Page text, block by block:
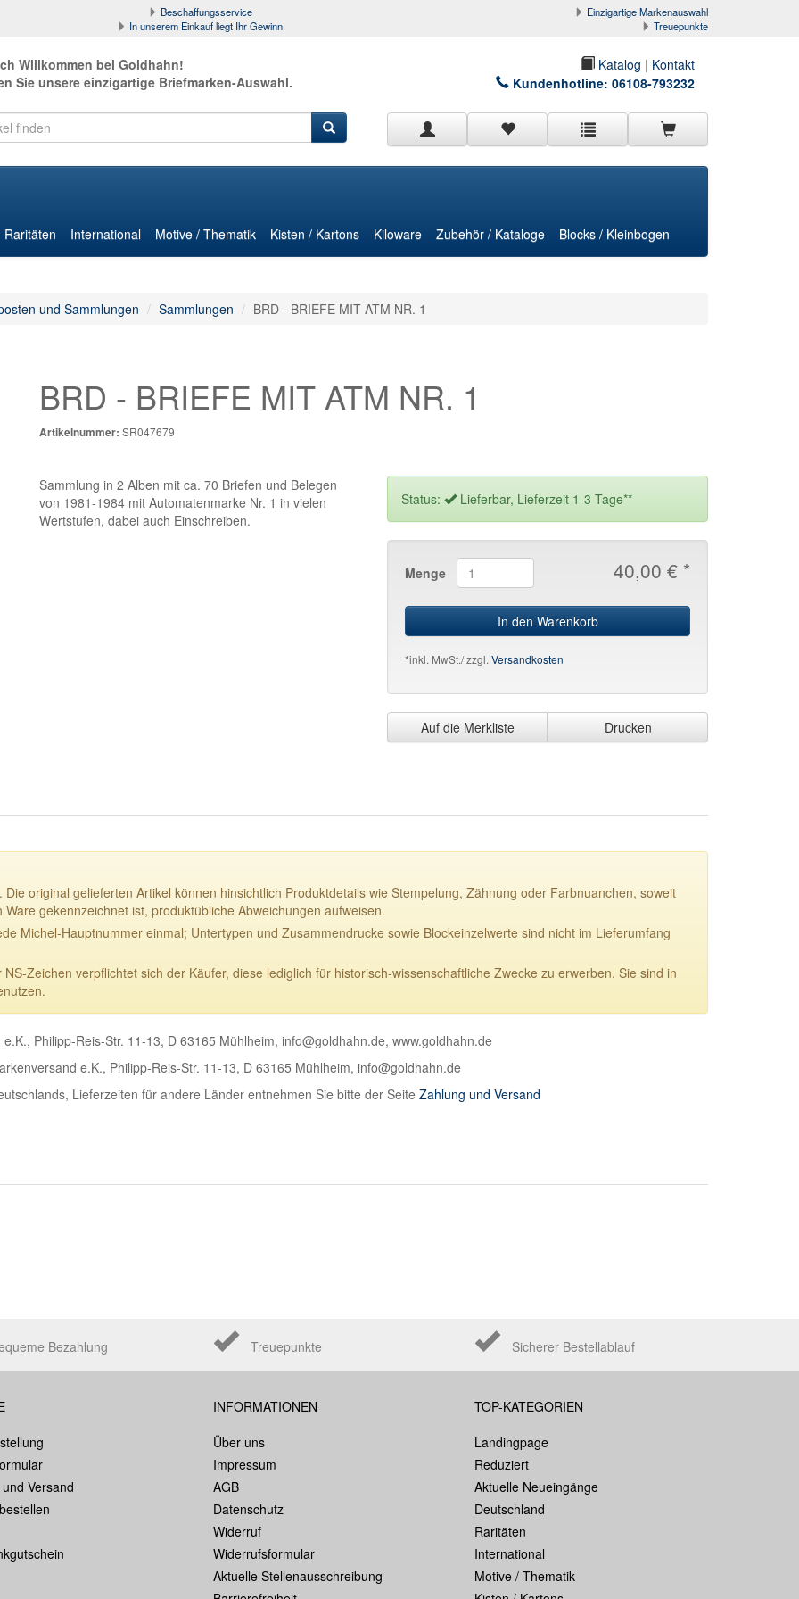
Beschaffungsservice
Einzigartige Markenauswahl
In unserem Einkauf liegt Ihr Gewinn Treuepunkte
Willkommen bei Goldhahn!
Sie unsere einzigartige Briefmarken-Auswahl.
Katalog | Kontakt
Kundenhotline: 06108-793232
Raritäten International Motive / Thematik Kisten / Kartons Kiloware Zubehör / Kataloge Blocks / Kleinbogen
und Sammlungen Sammlungen BRD - BRIEFE MIT ATM NR. 1
BRD - BRIEFE MIT ATM NR. 1
Artikelnummer: SR047679
Sammlung in 2 Alben mit ca. 70 Briefen und Belegen
von 1981-1984 mit Automatenmarke Nr. 1 in vielen
Wertstufen, dabei auch Einschreiben.
Status: Lieferbar, Lieferzeit 1-3 Tage**
40,00 € *
Menge
In den Warenkorb
*inkl. MwSt./ zzgl. Versandkosten
Auf die Merkliste Drucken
original gelieferten Artikel können hinsichtlich Produktdetails wie Stempelung, Zähnung oder Farbnuanchen, soweit
gekennzeichnet ist, produktübliche Abweichungen aufweisen.
Michel-Hauptnummer einmal; Untertypen und Zusammendrucke sowie Blockeinzelwerte sind nicht im Lieferumfang
Zeichen verpflichtet sich der Käufer, diese lediglich für historisch-wissenschaftliche Zwecke zu erwerben. Sie sind in
Philipp-Reis-Str. 11-13, D 63165 Mühlheim, info@goldhahn.de, www.goldhahn.de
e.K., Philipp-Reis-Str. 11-13, D 63165 Mühlheim, info@goldhahn.de
Lieferzeiten für andere Länder entnehmen Sie bitte der Seite Zahlung und Versand
Bezahlung Treuepunkte Sicherer Bestellablauf
Versand
INFORMATIONEN
Über uns
Impressum
AGB
Datenschutz
Widerruf
Widerrufsformular
Aktuelle Stellenausschreibung
TOP-KATEGORIEN
Landingpage
Reduziert
Aktuelle Neueingänge
Deutschland
Raritäten
International
Motive / Thematik